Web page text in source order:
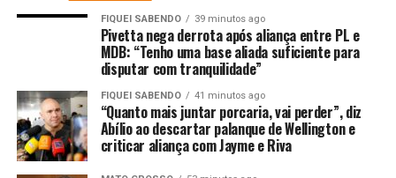
“Todas as questões
jurídicas serão abordadas
tecnicamente pela AGU,
após oitiva da equipe
econômica. A comunicação
sobre os eventuais
FIQUEI SABENDO 39 minutos ago
Pivetta nega derrota após aliança entre PL e
MDB: “Tenho uma base aliada suficiente para
disputar com tranquilidade”
FIQUEI SABENDO 41 minutos ago
“Quanto mais juntar porcaria, vai perder”, diz
Abílio ao descartar palanque de Wellington e
criticar aliança com Jayme e Riva